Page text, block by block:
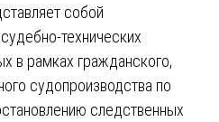
собой
технических
в рамках гражданского,
судопроизводства по
следственных